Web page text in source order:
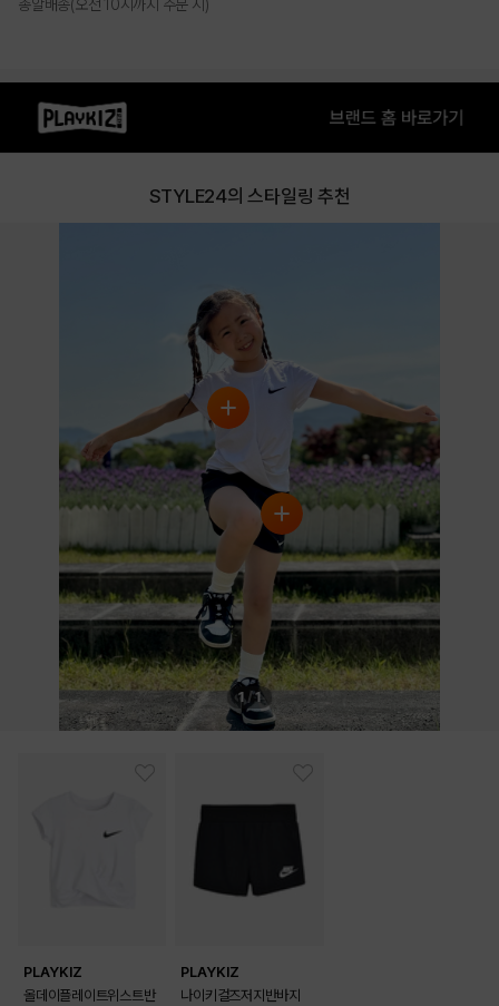
상품특징
• 구조적인 형태가 포인트인 트위스트 제품
WHITE
PRODUCT VIEW
총알배송(오전 10시까지 주문 시)
STYLE24의 스타일링 추천
1/1
PLAYKIZ
올데이플레이트위스트반
PLAYKIZ
나이키걸즈저지반바지